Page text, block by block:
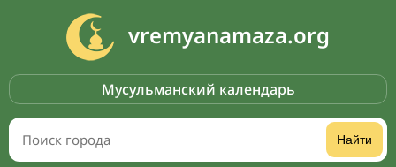
vremyanamaza.org
Мусульманский календарь
Найти